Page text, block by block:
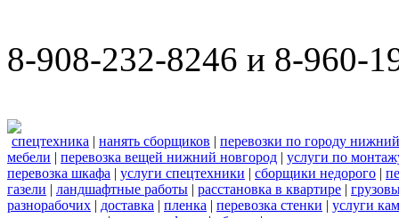
8-908-232-8246 и 8-960-
спецтехника | нанять сборщиков | перевозки по городу
мебели | перевозка вещей нижний новгород | услуги по
перевозка шкафа | услуги спецтехники | сборщики недорого |
газели | ландшафтные работы | расстановка в квартире |
разнорабочих | доставка | пленка | перевозка стенки | услуги